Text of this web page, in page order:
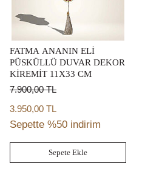
FATMA ANANIN ELİ
PÜSKÜLLÜ DUVAR DEKOR
KİREMİT 11X33 CM
7.900,00TL
3.950,00 TL
Sepette %50 indirim
Sepete Ekle